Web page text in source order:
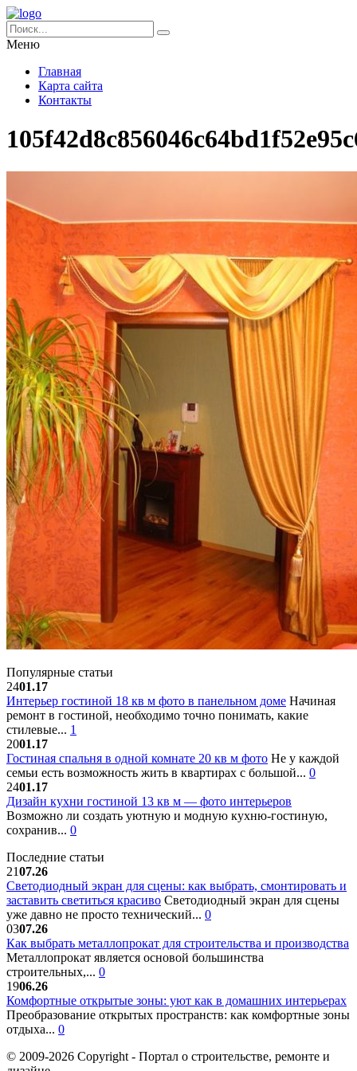
Меню
Главная
Карта сайта
Контакты
Популярные статьи
2401.17
Интерьер гостиной 18 кв м фото в панельном доме Начиная
ремонт в гостиной, необходимо точно понимать, какие
стилевые... 1
2001.17
Гостиная спальня в одной комнате 20 кв м фото Не у каждой
семьи есть возможность жить в квартирах с большой... 0
2401.17
Дизайн кухни гостиной 13 кв м — фото интерьеров
Возможно ли создать уютную и модную кухню-гостиную,
сохранив... 0
Последние статьи
2107.26
Светодиодный экран для сцены: как выбрать, смонтировать и
заставить светиться красиво Светодиодный экран для сцены
уже давно не просто технический... 0
0307.26
Как выбрать металлопрокат для строительства и производства
Металлопрокат является основой большинства
строительных,... 0
1906.26
Комфортные открытые зоны: уют как в домашних интерьерах
Преобразование открытых пространств: как комфортные зоны
отдыха... 0
© 2009-2026 Copyright - Портал о строительстве, ремонте и